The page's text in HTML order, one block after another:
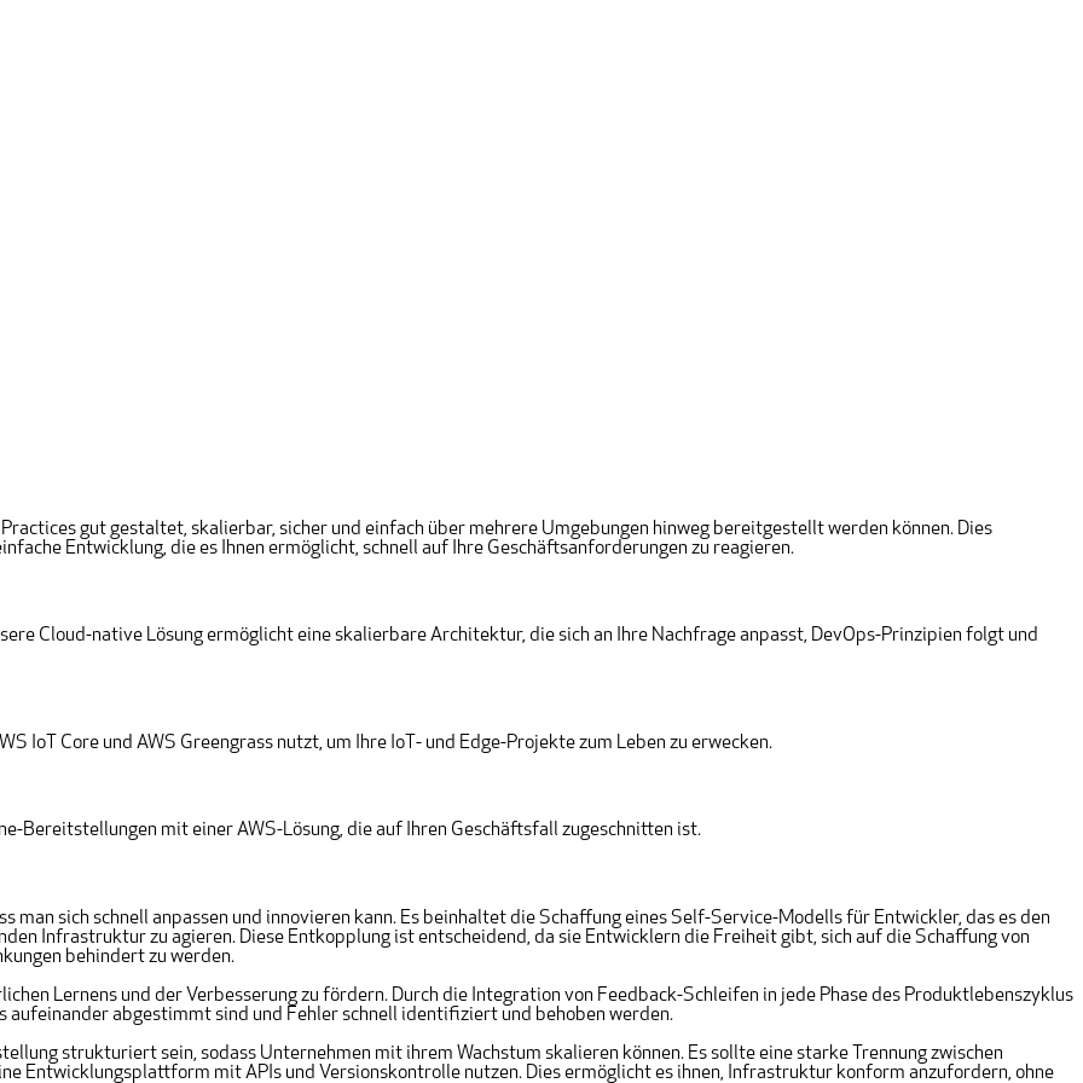
gut gestaltet, skalierbar, sicher und einfach über mehrere Umgebungen hinweg bereitgestellt werden können. Dies
Entwicklung, die es Ihnen ermöglicht, schnell auf Ihre Geschäftsanforderungen zu reagieren.
Cloud-native Lösung ermöglicht eine skalierbare Architektur, die sich an Ihre Nachfrage anpasst, DevOps-Prinzipien folgt und
IoT Core und AWS Greengrass nutzt, um Ihre IoT- und Edge-Projekte zum Leben zu erwecken.
Bereitstellungen mit einer AWS-Lösung, die auf Ihren Geschäftsfall zugeschnitten ist.
sich schnell anpassen und innovieren kann. Es beinhaltet die Schaffung eines Self-Service-Modells für Entwickler, das es den
Infrastruktur zu agieren. Diese Entkopplung ist entscheidend, da sie Entwicklern die Freiheit gibt, sich auf die Schaffung von
behindert zu werden.
Lernens und der Verbesserung zu fördern. Durch die Integration von Feedback-Schleifen in jede Phase des Produktlebenszyklus
abgestimmt sind und Fehler schnell identifiziert und behoben werden.
strukturiert sein, sodass Unternehmen mit ihrem Wachstum skalieren können. Es sollte eine starke Trennung zwischen
Entwicklungsplattform mit APIs und Versionskontrolle nutzen. Dies ermöglicht es ihnen, Infrastruktur konform anzufordern, ohne